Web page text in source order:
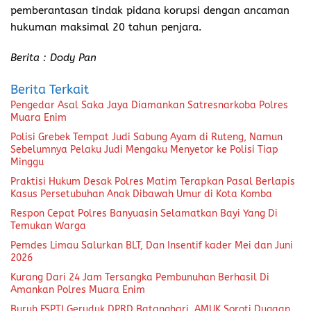
pemberantasan tindak pidana korupsi dengan ancaman
hukuman maksimal 20 tahun penjara.
Berita : Dody Pan
Berita Terkait
Pengedar Asal Saka Jaya Diamankan Satresnarkoba Polres
Muara Enim
Polisi Grebek Tempat Judi Sabung Ayam di Ruteng, Namun
Sebelumnya Pelaku Judi Mengaku Menyetor ke Polisi Tiap
Minggu
Praktisi Hukum Desak Polres Matim Terapkan Pasal Berlapis
Kasus Persetubuhan Anak Dibawah Umur di Kota Komba
Respon Cepat Polres Banyuasin Selamatkan Bayi Yang Di
Temukan Warga
Pemdes Limau Salurkan BLT, Dan Insentif kader Mei dan Juni
2026
Kurang Dari 24 Jam Tersangka Pembunuhan Berhasil Di
Amankan Polres Muara Enim